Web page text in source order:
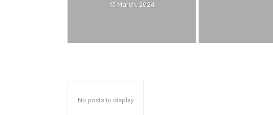
13 March, 2024
No posts to display